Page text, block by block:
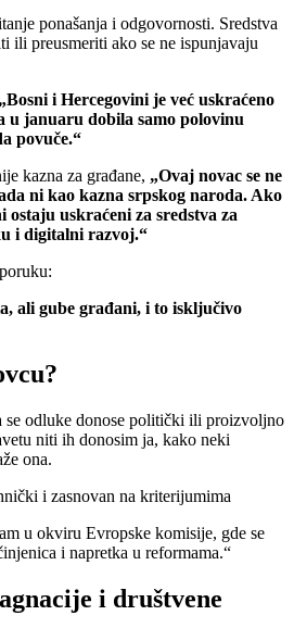
ponašanja i odgovornosti. Sredstva
ili preusmeriti ako se ne ispunjavaju
„Bosni i Hercegovini je već uskraćeno
u januaru dobila samo polovinu
povuče.“
kazna za građane, „Ovaj novac se ne
ni kao kazna srpskog naroda. Ako
ostaju uskraćeni za sredstva za
i digitalni razvoj.“
ali gube građani, i to isključivo
se odluke donose politički ili proizvoljno
niti ih donosim ja, kako neki
ona.
i zasnovan na kriterijumima
u okviru Evropske komisije, gde se
i napretka u reformama.“
i društvene